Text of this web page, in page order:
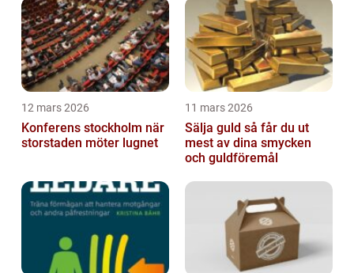
12 mars 2026
Konferens stockholm när
storstaden möter lugnet
11 mars 2026
Sälja guld så får du ut
mest av dina smycken
och guldföremål